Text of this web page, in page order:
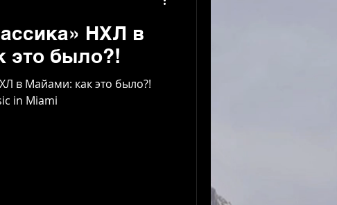
НХЛ в
это было?!
в Майами: как это было?!
in Miami